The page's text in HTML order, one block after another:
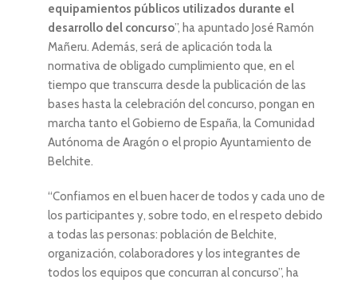
equipamientos públicos utilizados durante el
desarrollo del concurso”, ha apuntado José Ramón
Mañeru. Además, será de aplicación toda la
normativa de obligado cumplimiento que, en el
tiempo que transcurra desde la publicación de las
bases hasta la celebración del concurso, pongan en
marcha tanto el Gobierno de España, la Comunidad
Autónoma de Aragón o el propio Ayuntamiento de
Belchite.
“Confiamos en el buen hacer de todos y cada uno de
los participantes y, sobre todo, en el respeto debido
a todas las personas: población de Belchite,
organización, colaboradores y los integrantes de
todos los equipos que concurran al concurso”, ha